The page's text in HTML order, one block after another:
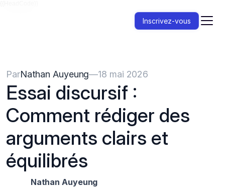
Inscrivez-vous
ParNathan Auyeung—18 mai 2026
Essai discursif :
Comment rédiger des
arguments clairs et
équilibrés
Nathan Auyeung